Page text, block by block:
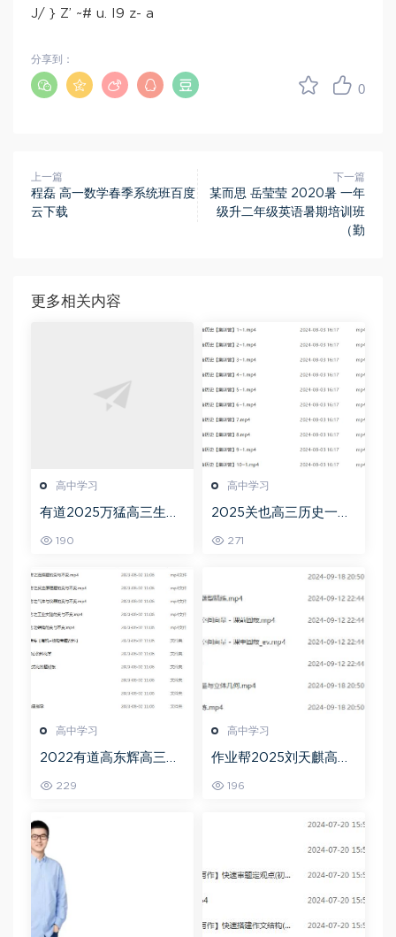
J/ } Z’ ~# u. I9 z- a
0
分享到：
上一篇
程磊 高一数学春季系统班百度
云下载
下一篇
某而思 岳莹莹 2020暑 一年
级升二年级英语暑期培训班
（勤
更多相关内容
高中学习
有道2025万猛高三生物
教程
190
高中学习
2025关也高三历史一轮
教程
271
高中学习
2022有道高东辉高三化
频教程+讲义+点睛班
229
高中学习
作业帮2025刘天麒高二
196